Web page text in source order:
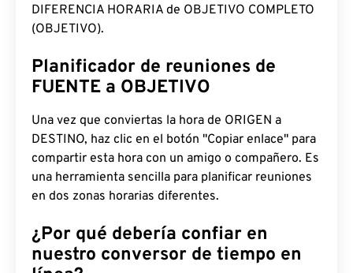
DIFERENCIA HORARIA de OBJETIVO COMPLETO
(OBJETIVO).
Planificador de reuniones de
FUENTE a OBJETIVO
Una vez que conviertas la hora de ORIGEN a
DESTINO, haz clic en el botón "Copiar enlace" para
compartir esta hora con un amigo o compañero. Es
una herramienta sencilla para planificar reuniones
en dos zonas horarias diferentes.
¿Por qué debería confiar en
nuestro conversor de tiempo en